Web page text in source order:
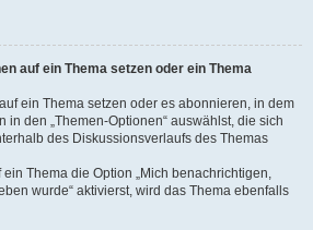
auf ein Thema setzen oder ein Thema
ein Thema setzen oder es abonnieren, in dem
in den „Themen-Optionen“ auswählst, die sich
des Diskussionsverlaufs des Themas
Thema die Option „Mich benachrichtigen,
wurde“ aktivierst, wird das Thema ebenfalls